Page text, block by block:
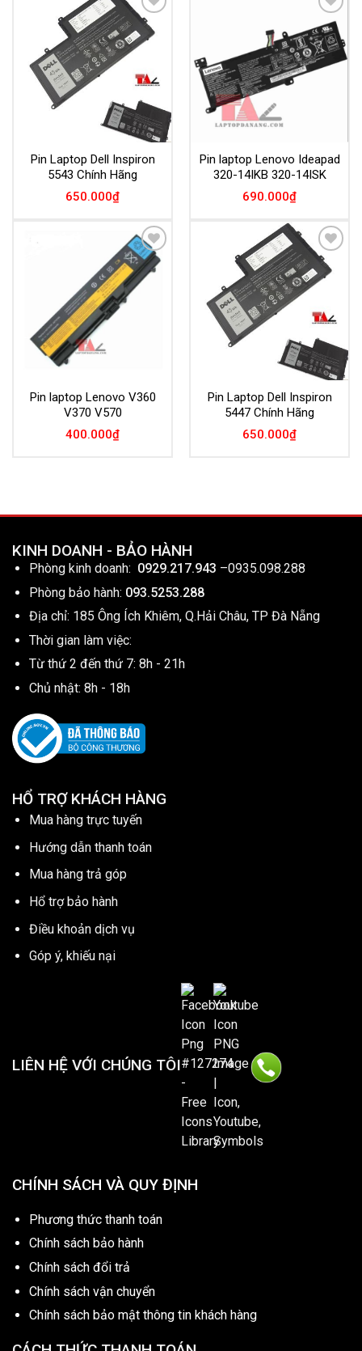
Add to
Wishlist
Pin Laptop Dell Inspiron
5543 Chính Hãng
650.000₫
Add to
Wishlist
Pin laptop Lenovo Ideapad
320-14IKB 320-14ISK
690.000₫
Add to
Wishlist
Pin laptop Lenovo V360
V370 V570
400.000₫
Add to
Wishlist
Pin Laptop Dell Inspiron
5447 Chính Hãng
650.000₫
KINH DOANH - BẢO HÀNH
Phòng kinh doanh: 0929.217.943 –0935.098.288
Phòng bảo hành: 093.5253.288
Địa chỉ: 185 Ông Ích Khiêm, Q.Hải Châu, TP Đà Nẵng
Thời gian làm việc:
Từ thứ 2 đến thứ 7: 8h - 21h
Chủ nhật: 8h - 18h
HỔ TRỢ KHÁCH HÀNG
Mua hàng trực tuyến
Hướng dẫn thanh toán
Mua hàng trả góp
Hổ trợ bảo hành
Điều khoản dịch vụ
Góp ý, khiếu nại
LIÊN HỆ VỚI CHÚNG TÔI
CHÍNH SÁCH VÀ QUY ĐỊNH
Phương thức thanh toán
Chính sách bảo hành
Chính sách đổi trả
Chính sách vận chuyển
Chính sách bảo mật thông tin khách hàng